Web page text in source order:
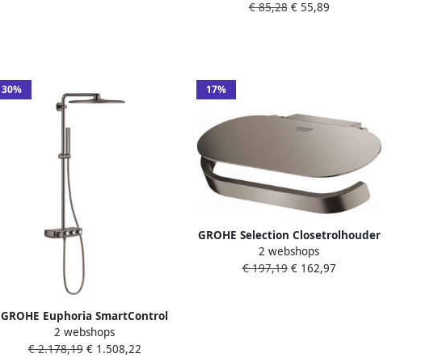
beveiligd tegen terugstroming
€ 85,28€ 55,89
30%
GROHE Euphoria SmartControl
douchesysteem 310 Duo
(vierkant) met thermostaat
2 webshops
€ 2.178,19€ 1.508,22
17%
GROHE Selection Closetrolhouder
met deksel wand metaal hard
graphite geborsteld 41069AL0
2 webshops
€ 197,19€ 162,97